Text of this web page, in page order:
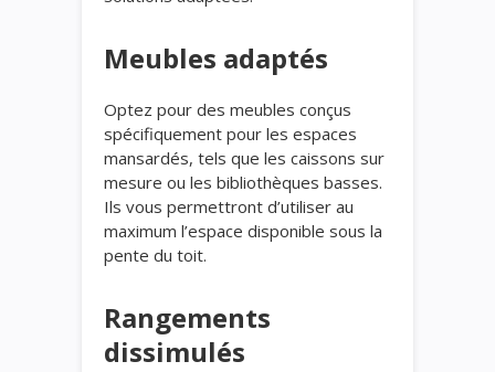
Meubles adaptés
Optez pour des meubles conçus
spécifiquement pour les espaces
mansardés, tels que les caissons sur
mesure ou les bibliothèques basses.
Ils vous permettront d’utiliser au
maximum l’espace disponible sous la
pente du toit.
Rangements
dissimulés